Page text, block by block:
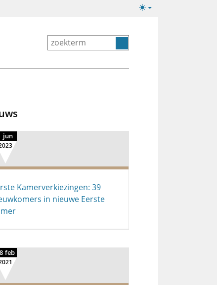
Lichte/donkere
jun
Kamerverkiezingen: 39
in nieuwe Eerste
feb